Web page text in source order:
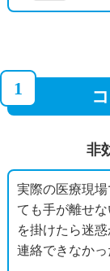
1
非
実際の医療現
ても手が離せ
を掛けたら迷
連絡できなかっ